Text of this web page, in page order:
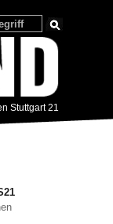
Stuttgart 21
S21